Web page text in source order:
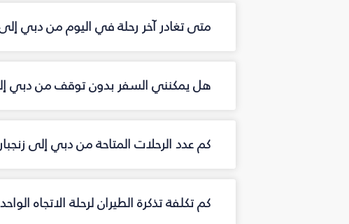
متى تغادر آخر رحلة في اليوم من دبي إلى
هل يمكنني السفر بدون توقف من دبي
كم عدد الرحلات المتاحة من دبي إلى
كم تكلفة تذكرة الطيران لرحلة الاتجاه